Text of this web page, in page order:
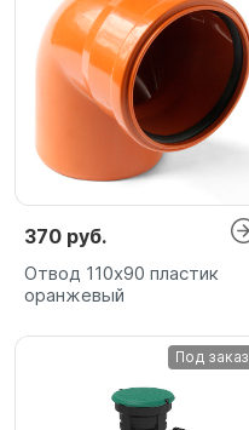
370 руб.
Отвод 110х90 пластик
оранжевый
Под заказ